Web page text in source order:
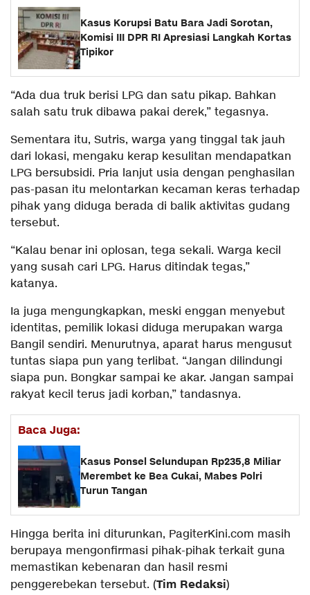
Kasus Korupsi Batu Bara Jadi Sorotan,
Komisi III DPR RI Apresiasi Langkah Kortas
Tipikor
“Ada dua truk berisi LPG dan satu pikap. Bahkan
salah satu truk dibawa pakai derek,” tegasnya.
Sementara itu, Sutris, warga yang tinggal tak jauh
dari lokasi, mengaku kerap kesulitan mendapatkan
LPG bersubsidi. Pria lanjut usia dengan penghasilan
pas-pasan itu melontarkan kecaman keras terhadap
pihak yang diduga berada di balik aktivitas gudang
tersebut.
“Kalau benar ini oplosan, tega sekali. Warga kecil
yang susah cari LPG. Harus ditindak tegas,”
katanya.
Ia juga mengungkapkan, meski enggan menyebut
identitas, pemilik lokasi diduga merupakan warga
Bangil sendiri. Menurutnya, aparat harus mengusut
tuntas siapa pun yang terlibat. “Jangan dilindungi
siapa pun. Bongkar sampai ke akar. Jangan sampai
rakyat kecil terus jadi korban,” tandasnya.
Baca Juga:
Kasus Ponsel Selundupan Rp235,8 Miliar
Merembet ke Bea Cukai, Mabes Polri
Turun Tangan
Hingga berita ini diturunkan, PagiterKini.com masih
berupaya mengonfirmasi pihak-pihak terkait guna
memastikan kebenaran dan hasil resmi
penggerebekan tersebut. (Tim Redaksi)